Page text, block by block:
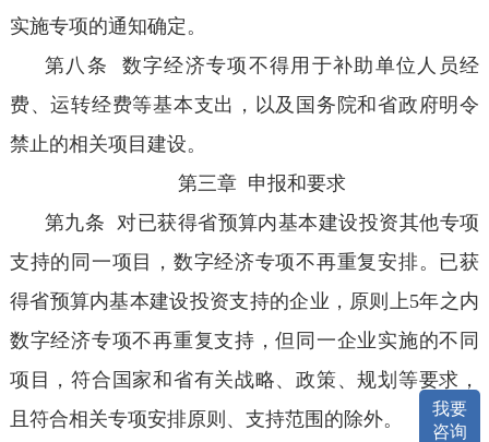
实施专项的通知确定。
第八条 数字经济专项不得用于补助单位人员经
费、运转经费等基本支出，以及国务院和省政府明令
禁止的相关项目建设。
第三章 申报和要求
第九条 对已获得省预算内基本建设投资其他专项
支持的同一项目，数字经济专项不再重复安排。已获
得省预算内基本建设投资支持的企业，原则上5年之内
数字经济专项不再重复支持，但同一企业实施的不同
项目，符合国家和省有关战略、政策、规划等要求，
且符合相关专项安排原则、支持范围的除外。
我要
咨询